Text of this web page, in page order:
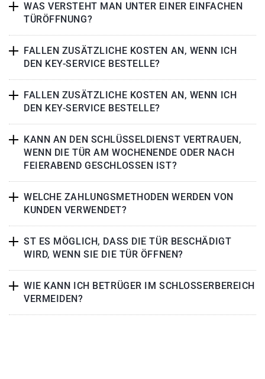
WAS VERSTEHT MAN UNTER EINER EINFACHEN
TÜRÖFFNUNG?
FALLEN ZUSÄTZLICHE KOSTEN AN, WENN ICH
DEN KEY-SERVICE BESTELLE?
FALLEN ZUSÄTZLICHE KOSTEN AN, WENN ICH
DEN KEY-SERVICE BESTELLE?
KANN AN DEN SCHLÜSSELDIENST VERTRAUEN,
WENN DIE TÜR AM WOCHENENDE ODER NACH
FEIERABEND GESCHLOSSEN IST?
WELCHE ZAHLUNGSMETHODEN WERDEN VON
KUNDEN VERWENDET?
ST ES MÖGLICH, DASS DIE TÜR BESCHÄDIGT
WIRD, WENN SIE DIE TÜR ÖFFNEN?
WIE KANN ICH BETRÜGER IM SCHLOSSERBEREICH
VERMEIDEN?